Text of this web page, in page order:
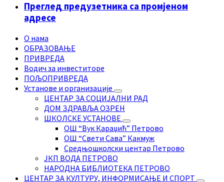
Преглед предузетника са промјеном
адресе
О нама
ОБРАЗОВАЊЕ
ПРИВРЕДА
Водич за инвеститоре
ПОЉОПРИВРЕДА
Установе и организације
ЦЕНТАР ЗА СОЦИЈАЛНИ РАД
ДОМ ЗДРАВЉА ОЗРЕН
ШКОЛСКЕ УСТАНОВЕ
ОШ “Вук Караџић” Петрово
ОШ “Свети Сава” Какмуж
Средњошколски центар Петрово
ЈКП ВОДА ПЕТРОВО
НАРОДНА БИБЛИОТЕКА ПЕТРОВО
ЦЕНТАР ЗА КУЛТУРУ, ИНФОРМИСАЊЕ И СПОРТ